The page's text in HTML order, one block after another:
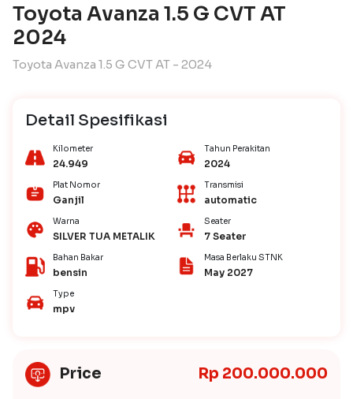
Toyota Avanza 1.5 G CVT AT
2024
Toyota Avanza 1.5 G CVT AT - 2024
Detail Spesifikasi
Kilometer
24.949
Tahun Perakitan
2024
Plat Nomor
Ganjil
Transmisi
automatic
Warna
SILVER TUA METALIK
Seater
7 Seater
Bahan Bakar
bensin
Masa Berlaku STNK
May 2027
Type
mpv
Price Rp 200.000.000